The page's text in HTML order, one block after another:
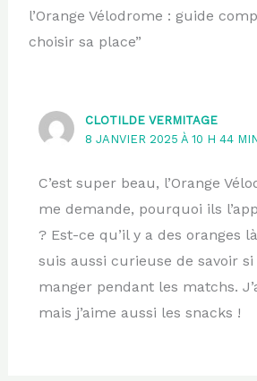
l’Orange Vélodrome : guide
choisir sa place”
CLOTILDE VERMITAGE
8 JANVIER 2025 À 10 H 44
C’est super beau, l’Orange
me demande, pourquoi ils
? Est-ce qu’il y a des oranges
suis aussi curieuse de savoir
manger pendant les matchs.
mais j’aime aussi les snacks !